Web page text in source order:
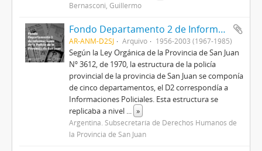
Bernasconi, Guillermo
Fondo Departamento 2 de Informaciones de la Policía de la Provincia de San Juan
AR-ANM-D2SJ Arquivo 1956-2003 (1967-1985)
Según la Ley Orgánica de la Provincia de San Juan
Nº 3612, de 1970, la estructura de la policía
provincial de la provincia de San Juan se componía
de cinco departamentos, el D2 correspondía a
Informaciones Policiales. Esta estructura se
replicaba a nivel ... »
Argentina. Subsecretaría de Derechos Humanos de
la Provincia de San Juan